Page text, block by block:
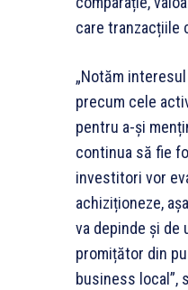
care tranzacțiile
„Notăm
precum cele
pentru a-și
continua să fie
investitori vor
achiziționeze,
va depinde și de
promițător din
business local”,